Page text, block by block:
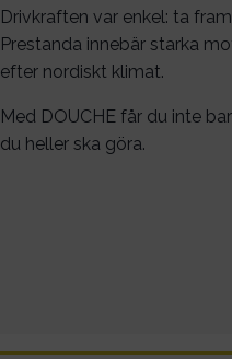
Drivkraften var enkel: ta
Prestanda innebär starka
efter nordiskt klimat.
Med DOUCHE får du inte
du heller ska göra.